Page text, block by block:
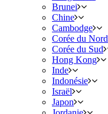
Brunei
Chine
Cambodge
Corée du Nord
Corée du Sud
Hong Kong
Inde
Indonésie
Israël
Japon